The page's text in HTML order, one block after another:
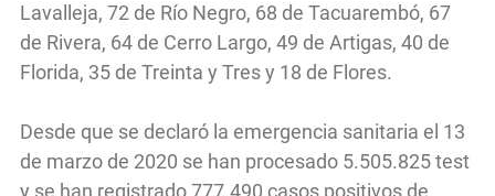
Lavalleja, 72 de Río Negro, 68 de Tacuarembó, 67
de Rivera, 64 de Cerro Largo, 49 de Artigas, 40 de
Florida, 35 de Treinta y Tres y 18 de Flores.
Desde que se declaró la emergencia sanitaria el 13
de marzo de 2020 se han procesado 5.505.825 test